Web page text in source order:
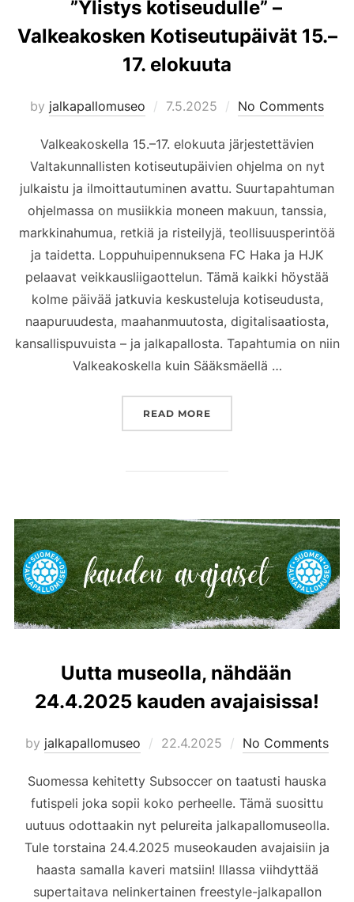
”Ylistys kotiseudulle” –
Valkeakosken Kotiseutupäivät 15.–
17. elokuuta
by jalkapallomuseo
Posted
7.5.2025 No Comments
Valkeakoskella 15.–17. elokuuta järjestettävien
Valtakunnallisten kotiseutupäivien ohjelma on nyt
julkaistu ja ilmoittautuminen avattu. Suurtapahtuman
ohjelmassa on musiikkia moneen makuun, tanssia,
markkinahumua, retkiä ja risteilyjä, teollisuusperintöä
ja taidetta. Loppuhuipennuksena FC Haka ja HJK
pelaavat veikkausliigaottelun. Tämä kaikki höystää
kolme päivää jatkuvia keskusteluja kotiseudusta,
naapuruudesta, maahanmuutosta, digitalisaatiosta,
kansallispuvuista – ja jalkapallosta. Tapahtumia on niin
Valkeakoskella kuin Sääksmäellä …
READ MORE
Uutta museolla, nähdään
24.4.2025 kauden avajaisissa!
by jalkapallomuseo
Posted
22.4.2025 No Comments
Suomessa kehitetty Subsoccer on taatusti hauska
futispeli joka sopii koko perheelle. Tämä suosittu
uutuus odottaakin nyt pelureita jalkapallomuseolla.
Tule torstaina 24.4.2025 museokauden avajaisiin ja
haasta samalla kaveri matsiin! Illassa viihdyttää
supertaitava nelinkertainen freestyle-jalkapallon